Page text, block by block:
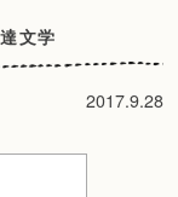
文学
2017.9.28